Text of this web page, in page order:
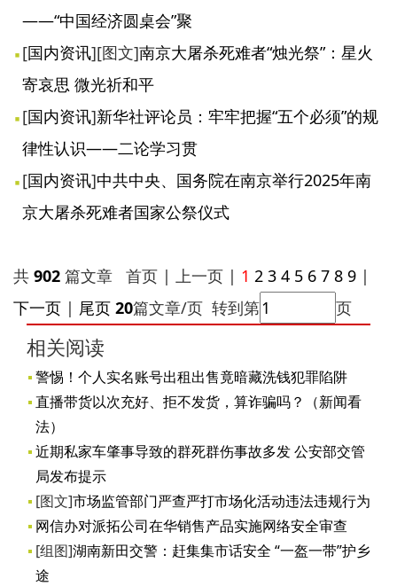
——“中国经济圆桌会”聚
[国内资讯][图文]南京大屠杀死难者“烛光祭”：星火
寄哀思 微光祈和平
[国内资讯]新华社评论员：牢牢把握“五个必须”的规
律性认识——二论学习贯
[国内资讯]中共中央、国务院在南京举行2025年南
京大屠杀死难者国家公祭仪式
共 902 篇文章 首页 | 上一页 | 1 2 3 4 5 6 7 8 9 |
下一页 | 尾页 20篇文章/页 转到第 页
相关阅读
警惕！个人实名账号出租出售竟暗藏洗钱犯罪陷阱
直播带货以次充好、拒不发货，算诈骗吗？（新闻看
法）
近期私家车肇事导致的群死群伤事故多发 公安部交管
局发布提示
[图文]市场监管部门严查严打市场化活动违法违规行为
网信办对派拓公司在华销售产品实施网络安全审查
[组图]湖南新田交警：赶集集市话安全 “一盔一带”护乡
途